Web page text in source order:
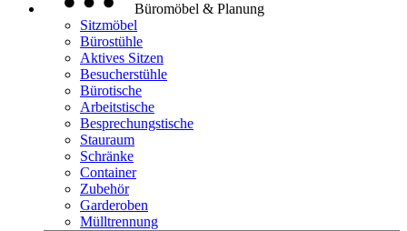
Büromöbel & Planung
Sitzmöbel
Bürostühle
Aktives Sitzen
Besucherstühle
Bürotische
Arbeitstische
Besprechungstische
Stauraum
Schränke
Container
Zubehör
Garderoben
Mülltrennung